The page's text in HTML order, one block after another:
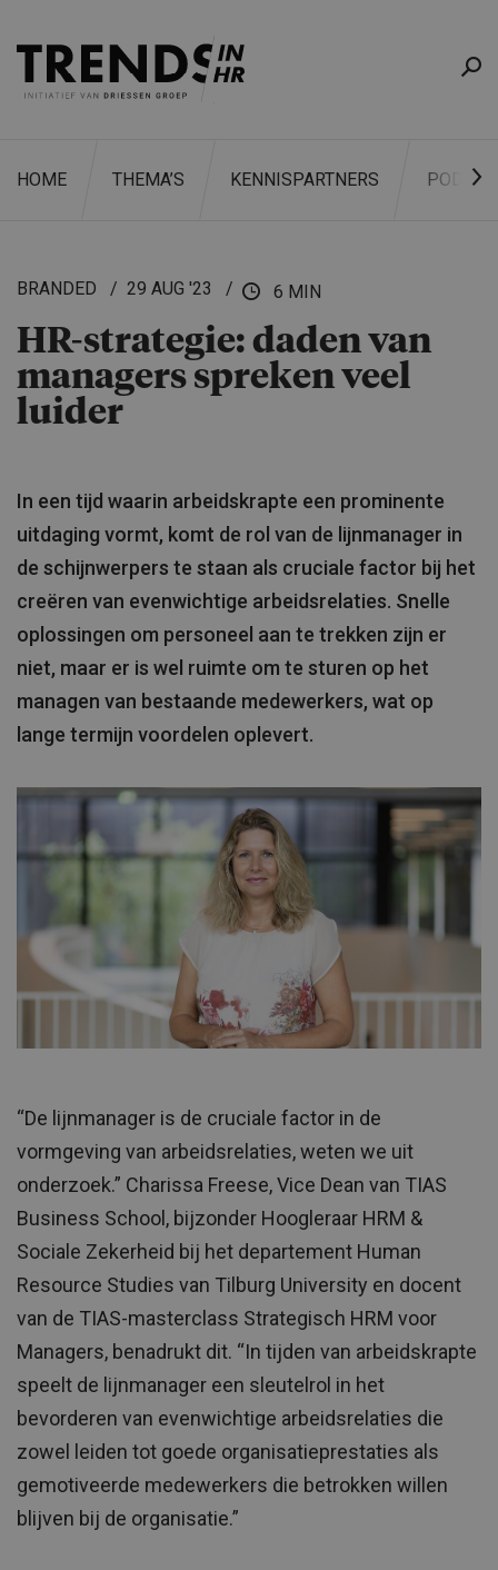
HOME THEMA’S KENNISPARTNERS
ZOEKEN
BRANDED 29 AUG '23 6 MIN
HR-strategie: daden van
managers spreken veel
luider
In een tijd waarin arbeidskrapte een prominente
uitdaging vormt, komt de rol van de lijnmanager in
de schijnwerpers te staan als cruciale factor bij het
creëren van evenwichtige arbeidsrelaties. Snelle
oplossingen om personeel aan te trekken zijn er
niet, maar er is wel ruimte om te sturen op het
managen van bestaande medewerkers, wat op
lange termijn voordelen oplevert.
“De lijnmanager is de cruciale factor in de
vormgeving van arbeidsrelaties, weten we uit
onderzoek.” Charissa Freese, Vice Dean van TIAS
Business School, bijzonder Hoogleraar HRM &
Sociale Zekerheid bij het departement Human
Resource Studies van Tilburg University en docent
van de TIAS-masterclass Strategisch HRM voor
Managers, benadrukt dit. “In tijden van arbeidskrapte
speelt de lijnmanager een sleutelrol in het
bevorderen van evenwichtige arbeidsrelaties die
zowel leiden tot goede organisatieprestaties als
gemotiveerde medewerkers die betrokken willen
blijven bij de organisatie.”